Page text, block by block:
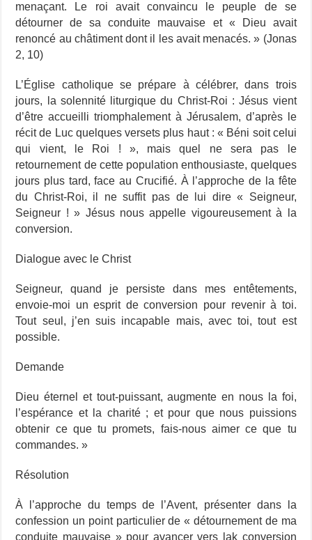
menaçant. Le roi avait convaincu le peuple de se
détourner de sa conduite mauvaise et « Dieu avait
renoncé au châtiment dont il les avait menacés. » (Jonas
2, 10)
L’Église catholique se prépare à célébrer, dans trois
jours, la solennité liturgique du Christ-Roi : Jésus vient
d’être accueilli triomphalement à Jérusalem, d’après le
récit de Luc quelques versets plus haut : « Béni soit celui
qui vient, le Roi ! », mais quel ne sera pas le
retournement de cette population enthousiaste, quelques
jours plus tard, face au Crucifié. À l’approche de la fête
du Christ-Roi, il ne suffit pas de lui dire « Seigneur,
Seigneur ! » Jésus nous appelle vigoureusement à la
conversion.
Dialogue avec le Christ
Seigneur, quand je persiste dans mes entêtements,
envoie-moi un esprit de conversion pour revenir à toi.
Tout seul, j’en suis incapable mais, avec toi, tout est
possible.
Demande
Dieu éternel et tout-puissant, augmente en nous la foi,
l’espérance et la charité ; et pour que nous puissions
obtenir ce que tu promets, fais-nous aimer ce que tu
commandes. »
Résolution
À l’approche du temps de l’Avent, présenter dans la
confession un point particulier de « détournement de ma
conduite mauvaise » pour avancer vers lak conversion